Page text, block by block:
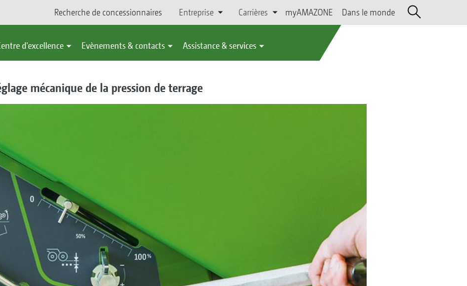
Recherche de concessionnaires Entreprise Carrières myAMAZONE Dans le monde
d'excellence Evènements & contacts Assistance & services
mécanique de la pression de terrage